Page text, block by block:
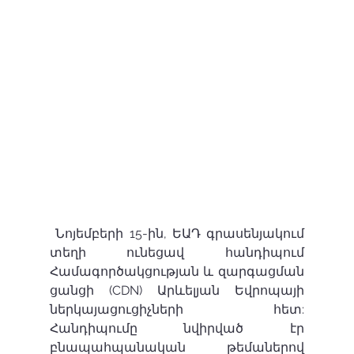
Նոյեմբերի 15-ին, ԵԱԴ գրասենյակում
տեղի ունեցավ հանդիպում
Համագործակցության և զարգացման
ցանցի (CDN) Արևելյան Եվրոպայի
ներկայացուցիչների հետ:
Հանդիպումը նվիրված էր
բնապահպանական թեմաներով